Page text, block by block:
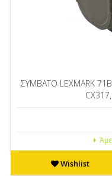
ΣΥΜΒΑΤΟ LEXMARK
Wishlist